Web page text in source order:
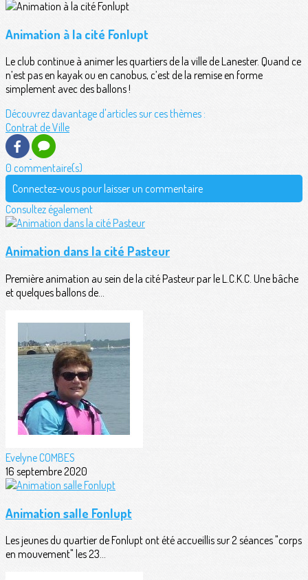
Animation à la cité Fonlupt
Le club continue à animer les quartiers de la ville de Lanester. Quand ce
n’est pas en kayak ou en canobus, c’est de la remise en forme
simplement avec des ballons !
Découvrez davantage d'articles sur ces thèmes :
Contrat de Ville
0 commentaire(s)
Connectez-vous pour laisser un commentaire
Consultez également
Animation dans la cité Pasteur
Première animation au sein de la cité Pasteur par le L.C.K.C. Une bâche
et quelques ballons de...
Evelyne COMBES
16 septembre 2020
Animation salle Fonlupt
Les jeunes du quartier de Fonlupt ont été accueillis sur 2 séances "corps
en mouvement" les 23...